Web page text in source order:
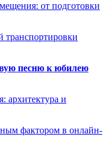
от подготовки
транспортировки
песню к юбилею
архитектура и
фактором в онлайн-